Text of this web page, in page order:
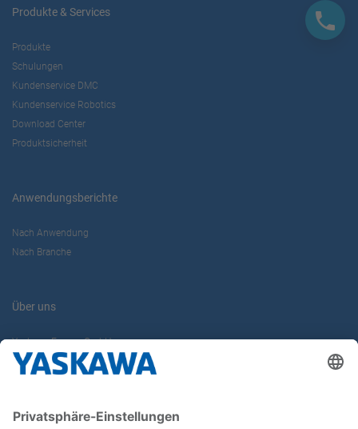
Produkte & Services
Produkte
Schulungen
Kundenservice DMC
Kundenservice Robotics
Download Center
Produktsicherheit
Anwendungsberichte
Nach Anwendung
Nach Branche
Über uns
Yaskawa Europe GmbH
Karriere
Newsletter